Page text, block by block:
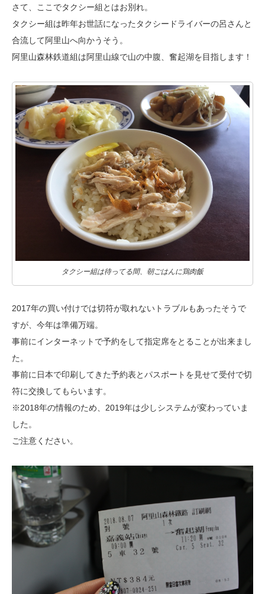
さて、ここでタクシー組とはお別れ。
タクシー組は昨年お世話になったタクシードライバーの呂さんと
合流して阿里山へ向かうそう。
阿里山森林鉄道組は阿里山線で山の中腹、奮起湖を目指します！
タクシー組は待ってる間、朝ごはんに鶏肉飯
2017年の買い付けでは切符が取れないトラブルもあったそうで
すが、 今年は準備万端。
事前にインターネットで予約をして指定席をとることが出来まし
た。
事前に日本で印刷してきた予約表とパスポートを見せて受付で切
符に交換してもらいます。
※2018年の情報のため、2019年は少しシステムが変わっていま
した。
ご注意ください。